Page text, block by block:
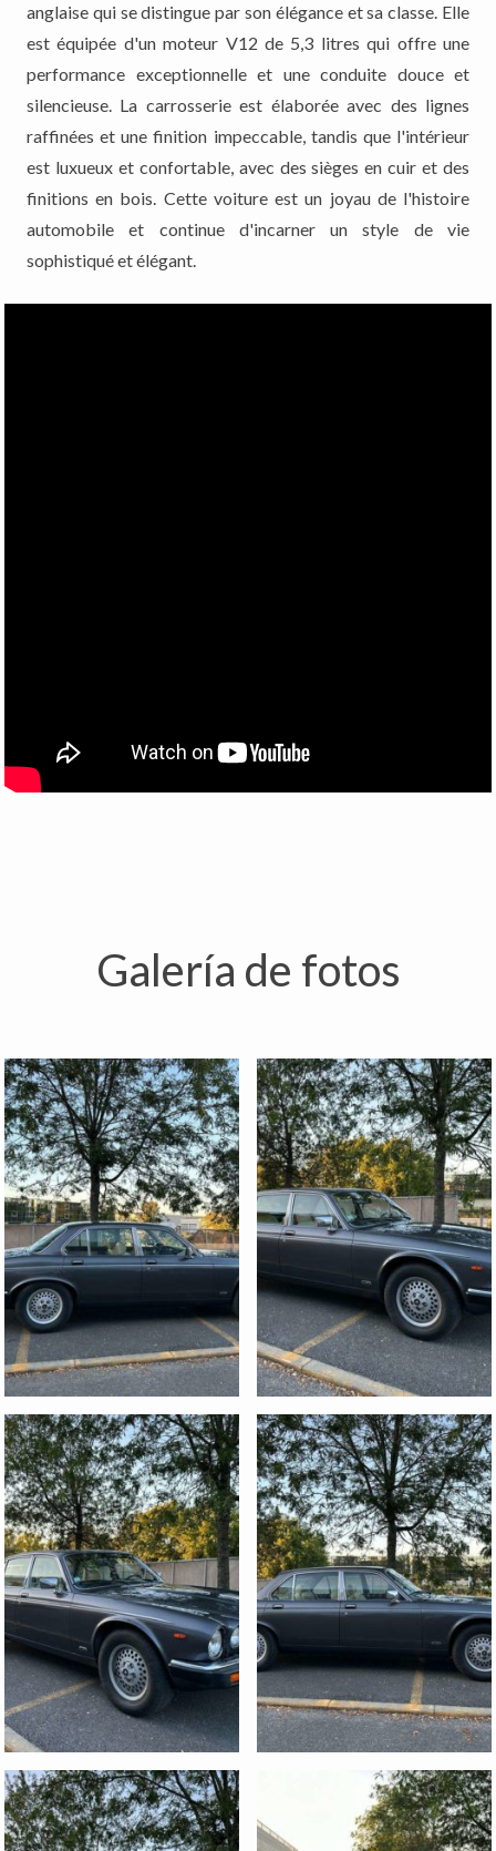
anglaise qui se distingue par son élégance et sa classe. Elle
est équipée d'un moteur V12 de 5,3 litres qui offre une
performance exceptionnelle et une conduite douce et
silencieuse. La carrosserie est élaborée avec des lignes
raffinées et une finition impeccable, tandis que l'intérieur
est luxueux et confortable, avec des sièges en cuir et des
finitions en bois. Cette voiture est un joyau de l'histoire
automobile et continue d'incarner un style de vie
sophistiqué et élégant.
Galería de fotos